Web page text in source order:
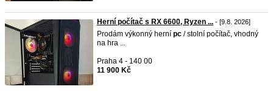
Herní počítač s RX 6600, Ryzen ... - [9.8. 2026]
Prodám výkonný herní pc / stolní počítač, vhodný
na hra ...
Praha 4 - 140 00
11 900 Kč